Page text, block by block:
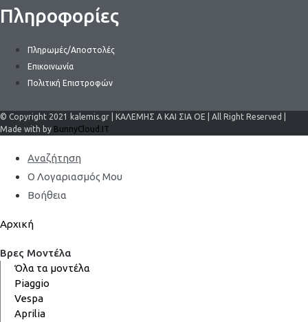
Πληροφορίες
Πληρωμές/Αποστολές
Επικοινωνία
Πολιτική Επιστροφών
© Copyright 2021 kalemis.gr | ΚΑΛΕΜΗΣ Α ΚΑΙ ΣΙΑ ΟΕ | All Right Reserved |
Made with by BunnyCloud.IT
Αναζήτηση
Ο Λογαριασμός Μου
Βοήθεια
Αρχική
Βρες Μοντέλα
Όλα τα μοντέλα
Piaggio
Vespa
Aprilia